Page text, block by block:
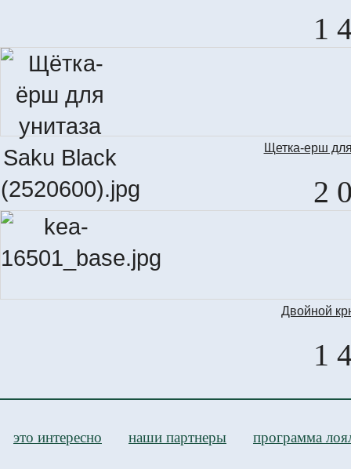
1
Щетка-ерш
2
Двойной
1
это интересно наши партнеры программа